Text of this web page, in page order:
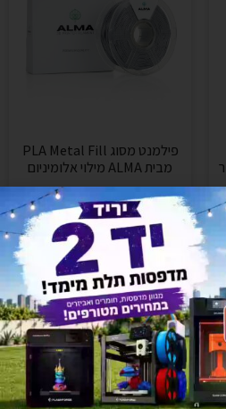
פילמנט מסוג PLA Metal Fill
מבית ALMA מילוי אלומיניום
₪222
הוספה לסל